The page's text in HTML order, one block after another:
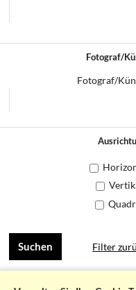
Fotograf/
Fotograf/
Filter